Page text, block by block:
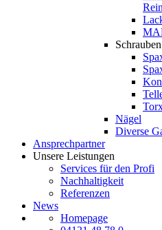
Schrauben
Nägel
Diverse
Ansprechpartner
Unsere Leistungen
Services für den Profi
Nachhaltigkeit
Referenzen
News
Homepage